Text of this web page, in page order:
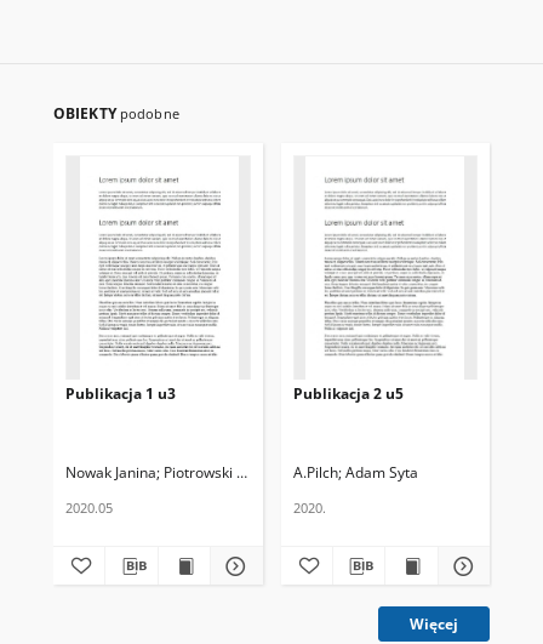
OBIEKTY podobne
Publikacja 1 u3
Nowak Janina Piotrowski Robert
2020.05
Publikacja 2 u5
A.Pilch Adam Syta
2020.
Więcej